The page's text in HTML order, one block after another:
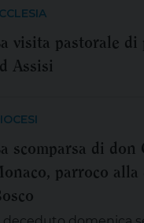
di polveri
destinato a
dello
pronuncia che […]
visita pastorale di
Assisi
scomparsa di don
parroco